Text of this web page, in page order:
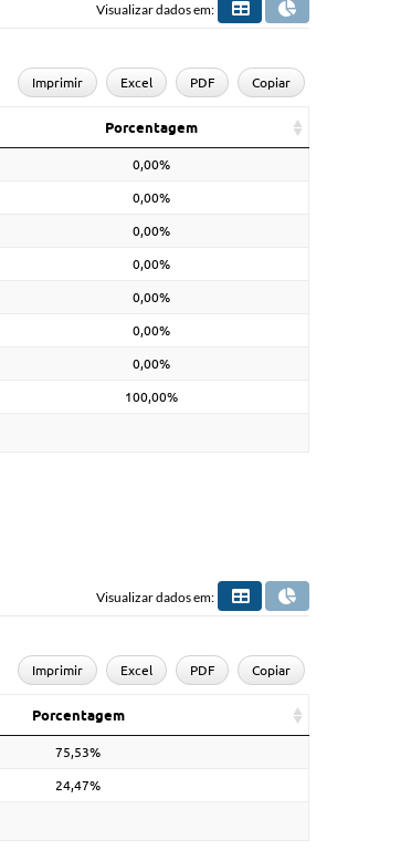
Visualizar dados em:
Imprimir Excel PDF Copiar
Porcentagem
0,00%
0,00%
0,00%
0,00%
0,00%
0,00%
0,00%
100,00%
Visualizar dados em:
Imprimir Excel PDF Copiar
Porcentagem
75,53%
24,47%